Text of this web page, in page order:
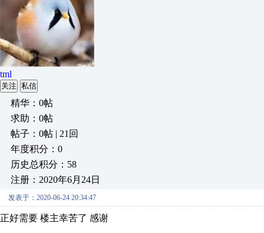
tml
关注 私信
精华：0帖
求助：0帖
帖子：0帖 | 21回
年度积分：0
历史总积分：58
注册：2020年6月24日
发表于：2020-06-24 20:34:47
正好需要 楼主幸苦了 感谢